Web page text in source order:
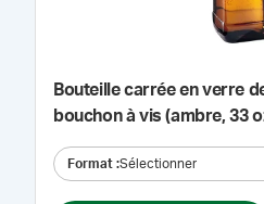
Bouteille carrée en verre
bouchon à vis (ambre, 33
Format :Sélectionner